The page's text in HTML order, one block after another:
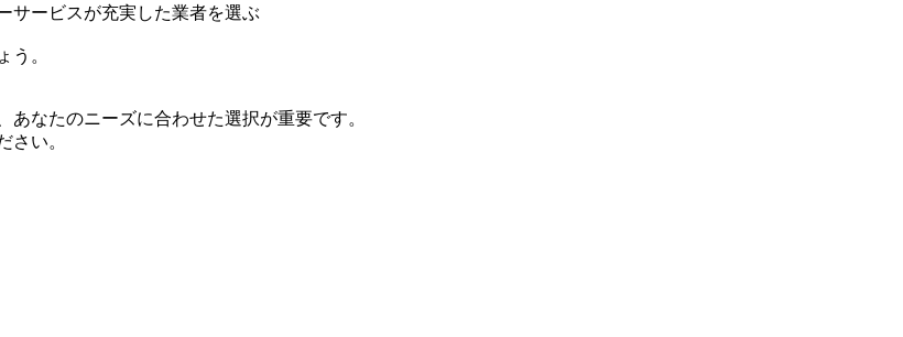
サービスが充実した業者を選ぶ
う。
なたのニーズに合わせた選択が重要です。
さい。